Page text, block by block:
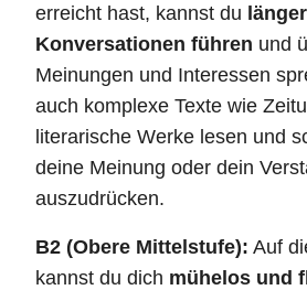
erreicht hast, kannst du
Konversationen führen und
Meinungen und Interessen
auch komplexe Texte wie
literarische Werke lesen und
deine Meinung oder dein
auszudrücken.
B2 (Obere Mittelstufe): Auf
kannst du dich mühelos und